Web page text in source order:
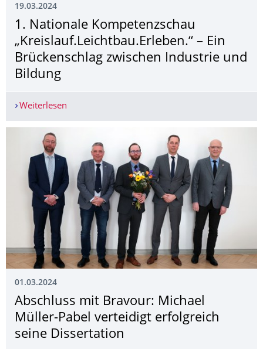
19.03.2024
1. Nationale Kompetenzschau
„Kreislauf.Leichtbau.Erleben.“ – Ein
Brückenschlag zwischen Industrie und
Bildung
Weiterlesen
01.03.2024
Abschluss mit Bravour: Michael
Müller-Pabel verteidigt erfolgreich
seine Dissertation